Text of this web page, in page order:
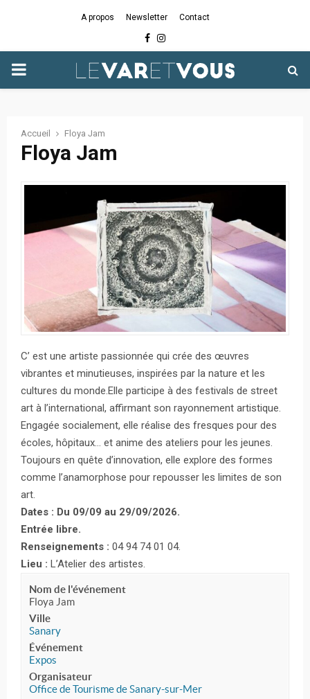
A propos Newsletter Contact
Facebook
Instagram
PRIMARY
Accueil Floya Jam
Floya Jam
C’ est une artiste passionnée qui crée des œuvres
vibrantes et minutieuses, inspirées par la nature et les
cultures du monde.Elle participe à des festivals de street
art à l’international, affirmant son rayonnement artistique.
Engagée socialement, elle réalise des fresques pour des
écoles, hôpitaux… et anime des ateliers pour les jeunes.
Toujours en quête d’innovation, elle explore des formes
comme l’anamorphose pour repousser les limites de son
art.
Dates : Du 09/09 au 29/09/2026.
Entrée libre.
Renseignements : 04 94 74 01 04.
Lieu : L’Atelier des artistes.
Nom de l'événement
Floya Jam
Ville
Sanary
Événement
Expos
Organisateur
Office de Tourisme de Sanary-sur-Mer